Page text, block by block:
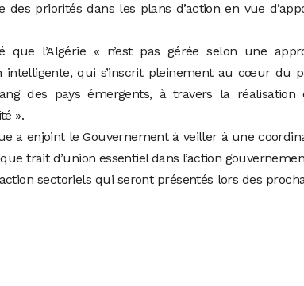
priorités dans les plans d’action en vue
l’Algérie « n’est pas gérée selon une
intelligente, qui s’inscrit pleinement au cœur du
des pays émergents, à travers la réalisation
».
a enjoint le Gouvernement à veiller à une
trait d’union essentiel dans l’action
sectoriels qui seront présentés lors des